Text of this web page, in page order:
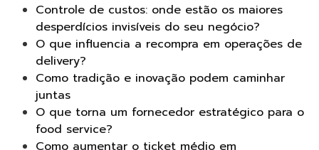
Controle de custos: onde estão os maiores
desperdícios invisíveis do seu negócio?
O que influencia a recompra em operações de
delivery?
Como tradição e inovação podem caminhar
juntas
O que torna um fornecedor estratégico para o
food service?
Como aumentar o ticket médio em